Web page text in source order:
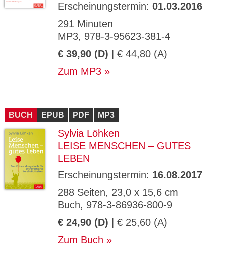
Erscheinungstermin: 01.03.2016
291 Minuten
MP3, 978-3-95623-381-4
€ 39,90 (D) | € 44,80 (A)
Zum MP3
BUCH EPUB PDF MP3
Sylvia Löhken
LEISE MENSCHEN – GUTES
LEBEN
Erscheinungstermin: 16.08.2017
288 Seiten, 23,0 x 15,6 cm
Buch, 978-3-86936-800-9
€ 24,90 (D) | € 25,60 (A)
Zum Buch